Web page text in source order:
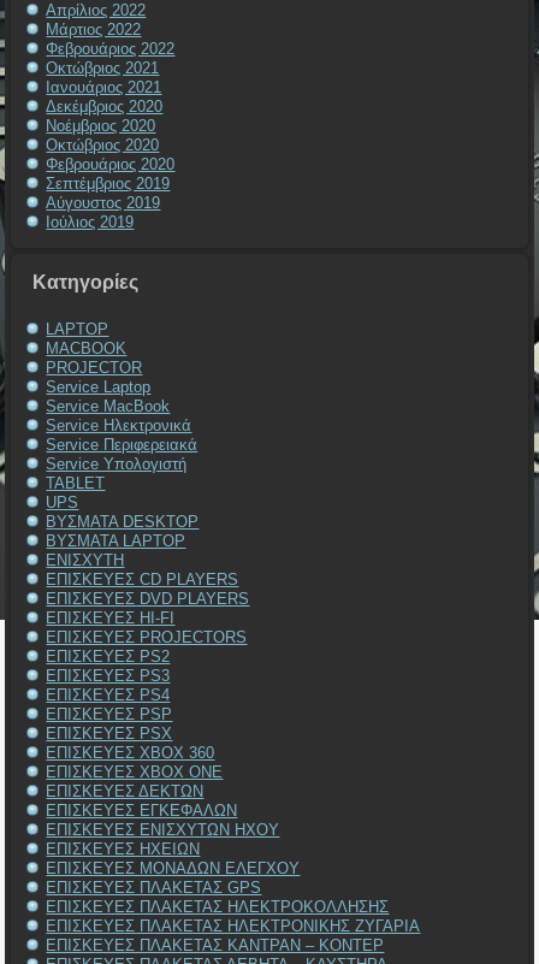
Απρίλιος 2022
Μάρτιος 2022
Φεβρουάριος 2022
Οκτώβριος 2021
Ιανουάριος 2021
Δεκέμβριος 2020
Νοέμβριος 2020
Οκτώβριος 2020
Φεβρουάριος 2020
Σεπτέμβριος 2019
Αύγουστος 2019
Ιούλιος 2019
Kατηγορίες
LAPTOP
MACBOOK
PROJECTOR
Service Laptop
Service MacBook
Service Ηλεκτρονικά
Service Περιφερειακά
Service Υπολογιστή
TABLET
UPS
ΒΥΣΜΑΤΑ DESKTOP
ΒΥΣΜΑΤΑ LAPTOP
ΕΝΙΣΧΥΤΗ
ΕΠΙΣΚΕΥΕΣ CD PLAYERS
ΕΠΙΣΚΕΥΕΣ DVD PLAYERS
ΕΠΙΣΚΕΥΕΣ HI-FI
ΕΠΙΣΚΕΥΕΣ PROJECTORS
ΕΠΙΣΚΕΥΕΣ PS2
ΕΠΙΣΚΕΥΕΣ PS3
ΕΠΙΣΚΕΥΕΣ PS4
ΕΠΙΣΚΕΥΕΣ PSP
ΕΠΙΣΚΕΥΕΣ PSX
ΕΠΙΣΚΕΥΕΣ XBOX 360
ΕΠΙΣΚΕΥΕΣ XBOX ONE
ΕΠΙΣΚΕΥΕΣ ΔΕΚΤΩΝ
ΕΠΙΣΚΕΥΕΣ ΕΓΚΕΦΑΛΩΝ
ΕΠΙΣΚΕΥΕΣ ΕΝΙΣΧΥΤΩΝ ΗΧΟΥ
ΕΠΙΣΚΕΥΕΣ ΗΧΕΙΩΝ
ΕΠΙΣΚΕΥΕΣ ΜΟΝΑΔΩΝ ΕΛΕΓΧΟΥ
ΕΠΙΣΚΕΥΕΣ ΠΛΑΚΕΤΑΣ GPS
ΕΠΙΣΚΕΥΕΣ ΠΛΑΚΕΤΑΣ ΗΛΕΚΤΡΟΚΟΛΛΗΣΗΣ
ΕΠΙΣΚΕΥΕΣ ΠΛΑΚΕΤΑΣ ΗΛΕΚΤΡΟΝΙΚΗΣ ΖΥΓΑΡΙΑ
ΕΠΙΣΚΕΥΕΣ ΠΛΑΚΕΤΑΣ ΚΑΝΤΡΑΝ – ΚΟΝΤΕΡ